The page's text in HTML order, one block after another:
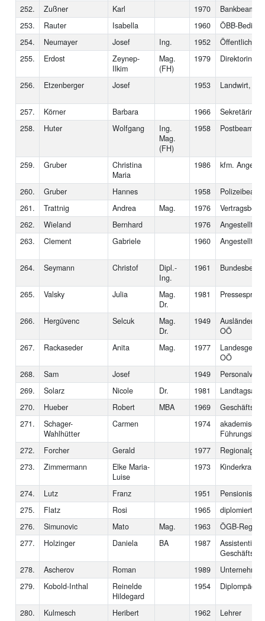
252. Zußner Karl 1970
Bankbeamter
253.
Rauter Isabella 1960
ÖBB-
254.
Neumayer Josef Ing. 1952
Öffentlich-
255.
Erdost
Zeynep-
Ilkim
Mag.
(FH)
1979 Direktorin
256. Etzenberger Josef 1953 Landwirt,
257. Körner Barbara 1966
Sekretärin
258.
Huter Wolfgang
Ing.
Mag.
(FH)
1958 Postbeamter
259. Gruber
Christina
Maria
1986 kfm.
260. Gruber Hannes 1958
261.
Trattnig Andrea Mag. 1976
262.
Wieland Bernhard 1976
Angestellter
263.
Clement Gabriele 1960 Angestellte
264. Seymann Christof
Dipl.-
Ing.
1961
265. Valsky Julia
Mag.
Dr.
1981
266. Hergüvenc Selcuk
Mag.
Dr.
1949
OÖ
267.
Rackaseder Anita Mag. 1977
OÖ
268.
Sam Josef 1949
269.
Solarz Nicole Dr. 1981
270.
Hueber Robert MBA 1969
271.
Schager-
Wahlhütter
Carmen 1974
akademisch
272.
Forcher Gerald 1977
273.
Zimmermann
Elke Maria-
Luise
1973
274. Lutz Franz 1951
Pensionist
275.
Flatz Rosi 1965
diplomierte
276.
Simunovic Mato Mag. 1963
ÖGB-
277.
Holzinger Daniela BA 1987
Assistentin
278.
Ascherov Roman 1989
Unternehmer
279.
Kobold-Inthal
Reinelde
Hildegard
1954
280. Kulmesch Heribert 1962
Lehrer